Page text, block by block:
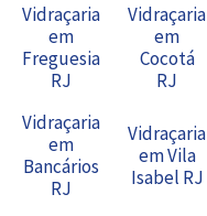
Vidraçaria
em
Freguesia
RJ
Vidraçaria
em
Cocotá
RJ
Vidraçaria
em
Bancários
RJ
Vidraçaria
em Vila
Isabel RJ